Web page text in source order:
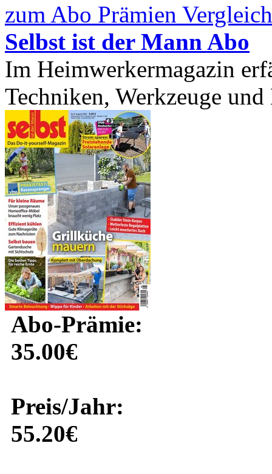
zum Abo Prämien
Selbst ist der Mann Abo
Im Heimwerkermagazin
Techniken, Werkzeuge
Abo-Prämie:
35.00€
Preis/Jahr:
55.20€